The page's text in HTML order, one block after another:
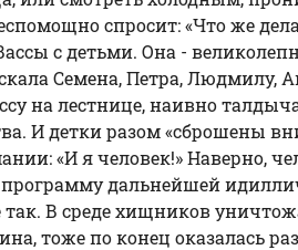
спросит: «Что же
с детьми. Она -
Семена, Петра, Людмилу,
на лестнице, наивно
И детки разом «сброшены
«И я человек!» Наверно,
дальнейшей
В среде хищников
тоже по конец оказалась